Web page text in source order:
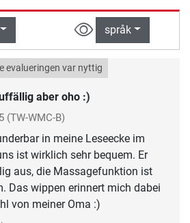
språk
aber oho :)
evalueringen var nyttig
(TW-WMC-B)
in meine Leseecke im
ist wirklich sehr bequem. Er
aus, die Massagefunktion ist
Das wippen erinnert mich dabei
von meiner Oma :)